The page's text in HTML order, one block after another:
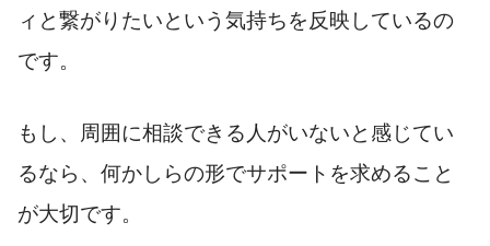
ィと繋がりたいという気持ちを反映しているの
です。
もし、周囲に相談できる人がいないと感じてい
るなら、何かしらの形でサポートを求めること
が大切です。